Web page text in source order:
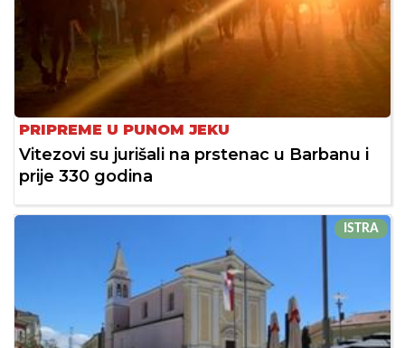
PRIPREME U PUNOM JEKU
Vitezovi su jurišali na prstenac u Barbanu i
prije 330 godina
ISTRA